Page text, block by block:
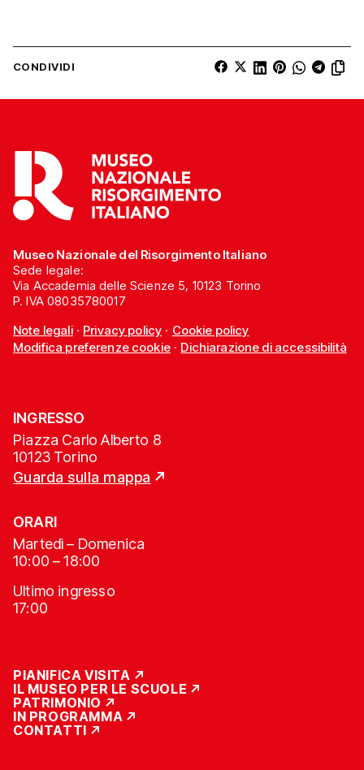
CONDIVIDI
Museo Nazionale del Risorgimento Italiano
Sede legale:
Via Accademia delle Scienze 5, 10123 Torino
P. IVA 08035780017
Note legali· Privacy policy · Cookie policy
Modifica preferenze cookie· Dichiarazione di accessibilità
INGRESSO
Piazza Carlo Alberto 8
10123 Torino
Guarda sulla mappa
ORARI
Martedì – Domenica
10:00 – 18:00
Ultimo ingresso
17:00
PIANIFICA VISITA
IL MUSEO PER LE SCUOLE
PATRIMONIO
IN PROGRAMMA
CONTATTI